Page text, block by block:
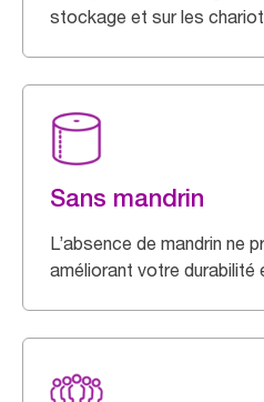
stockage et sur les
Sans mandrin
L’absence de mandrin ne
améliorant votre